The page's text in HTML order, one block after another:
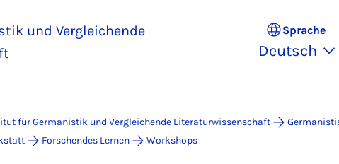
und Vergleichende
Sprache
Deutsch
für Germanistik und Vergleichende Literaturwissenschaft
Forschendes Lernen Workshops